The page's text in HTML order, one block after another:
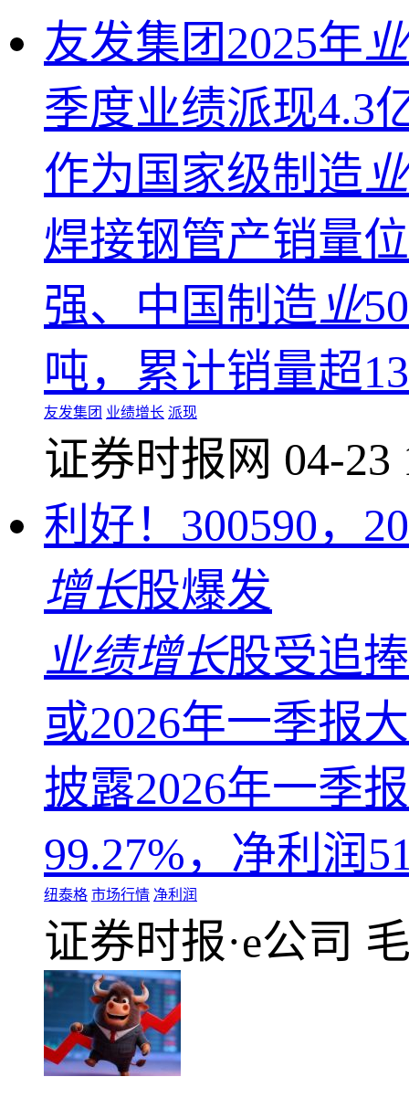
友发集团2025年
季度业绩派现4.3
作为国家级制造业
焊接钢管产销量
强、中国制造业
吨，累计销量超
友发集团 业绩增长 派现
证券时报网 04-23
利好！300590，
增长股爆发
业绩增长股受追
或2026年一季报
披露2026年一季
99.27%，净利润
纽泰格 市场行情 净利润
证券时报·e公司